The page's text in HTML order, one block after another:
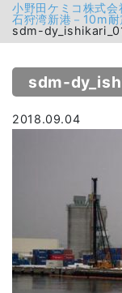
小野田ケミコ株式会
石狩湾新港－10m
sdm-
sdm-
2018.09.04